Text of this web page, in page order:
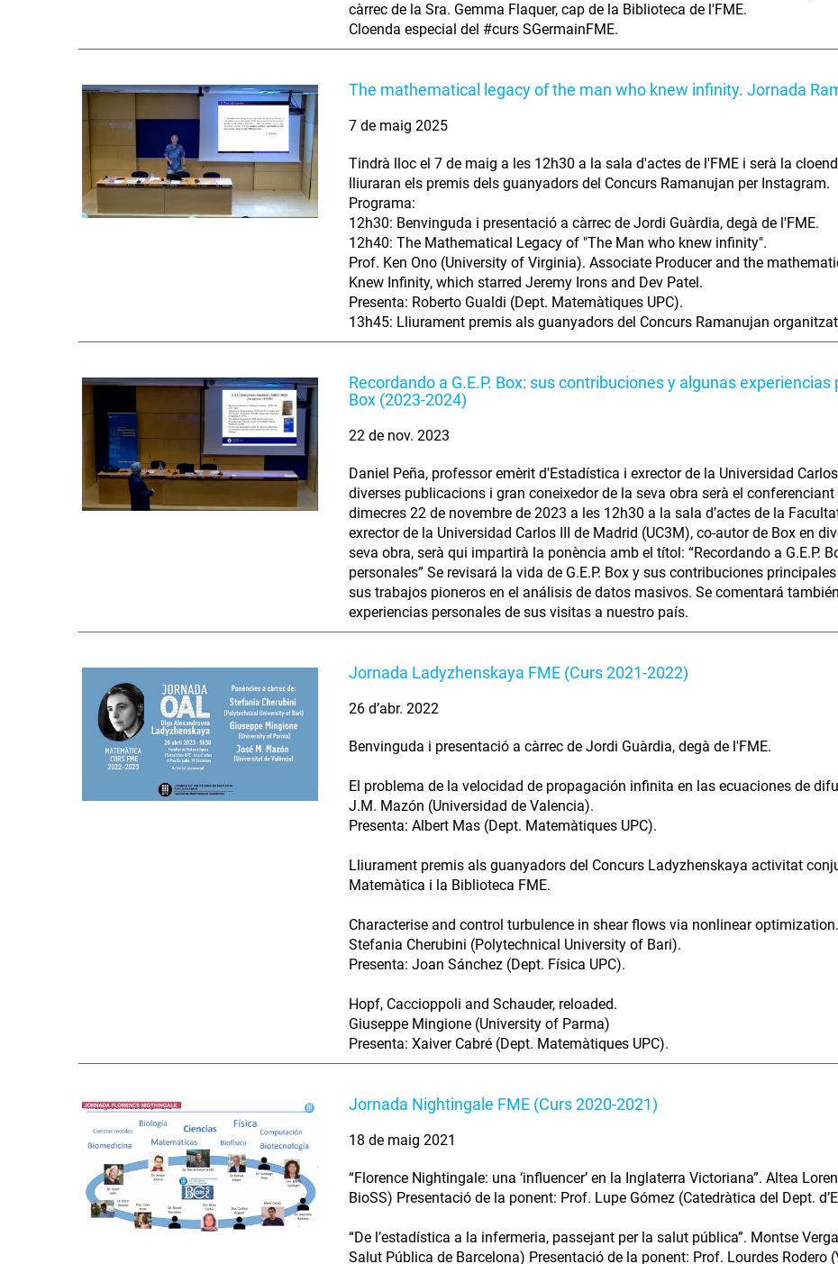
càrrec de la Sra. Gemma Flaquer, cap de la Biblioteca de l'FME.
Cloenda especial del #curs SGermainFME.
The mathematical legacy of the man who knew infinity. Jornada
7 de maig 2025
Tindrà lloc el 7 de maig a les 12h30 a la sala d'actes de l'FME i serà la
lliuraran els premis dels guanyadors del Concurs Ramanujan per Instagram.
Programa:
12h30: Benvinguda i presentació a càrrec de Jordi Guàrdia, degà de l'FME.
12h40: The Mathematical Legacy of "The Man who knew infinity".
Prof. Ken Ono (University of Virginia). Associate Producer and the
Knew Infinity, which starred Jeremy Irons and Dev Patel.
Presenta: Roberto Gualdi (Dept. Matemàtiques UPC).
13h45: Lliurament premis als guanyadors del Concurs Ramanujan
Recordando a G.E.P. Box: sus contribuciones y algunas
Box (2023-2024)
22 de nov. 2023
Daniel Peña, professor emèrit d'Estadística i exrector de la Universidad
diverses publicacions i gran coneixedor de la seva obra serà el
dimecres 22 de novembre de 2023 a les 12h30 a la sala d’actes de la
exrector de la Universidad Carlos III de Madrid (UC3M), co-autor de Box en
seva obra, serà qui impartirà la ponència amb el títol: “Recordando a G.E.P.
personales” Se revisará la vida de G.E.P. Box y sus contribuciones
sus trabajos pioneros en el análisis de datos masivos. Se comentará
experiencias personales de sus visitas a nuestro país.
Jornada Ladyzhenskaya FME (Curs 2021-2022)
26 d’abr. 2022
Benvinguda i presentació a càrrec de Jordi Guàrdia, degà de l'FME.
El problema de la velocidad de propagación infinita en las ecuaciones de
J.M. Mazón (Universidad de Valencia).
Presenta: Albert Mas (Dept. Matemàtiques UPC).
Lliurament premis als guanyadors del Concurs Ladyzhenskaya activitat
Matemàtica i la Biblioteca FME.
Characterise and control turbulence in shear flows via nonlinear optimization.
Stefania Cherubini (Polytechnical University of Bari).
Presenta: Joan Sánchez (Dept. Física UPC).
Hopf, Caccioppoli and Schauder, reloaded.
Giuseppe Mingione (University of Parma)
Presenta: Xaiver Cabré (Dept. Matemàtiques UPC).
Jornada Nightingale FME (Curs 2020-2021)
18 de maig 2021
“Florence Nightingale: una ‘influencer’ en la Inglaterra Victoriana”. Altea
BioSS) Presentació de la ponent: Prof. Lupe Gómez (Catedràtica del Dept.
“De l’estadística a la infermeria, passejant per la salut pública”. Montse
Salut Pública de Barcelona) Presentació de la ponent: Prof. Lourdes Rodero